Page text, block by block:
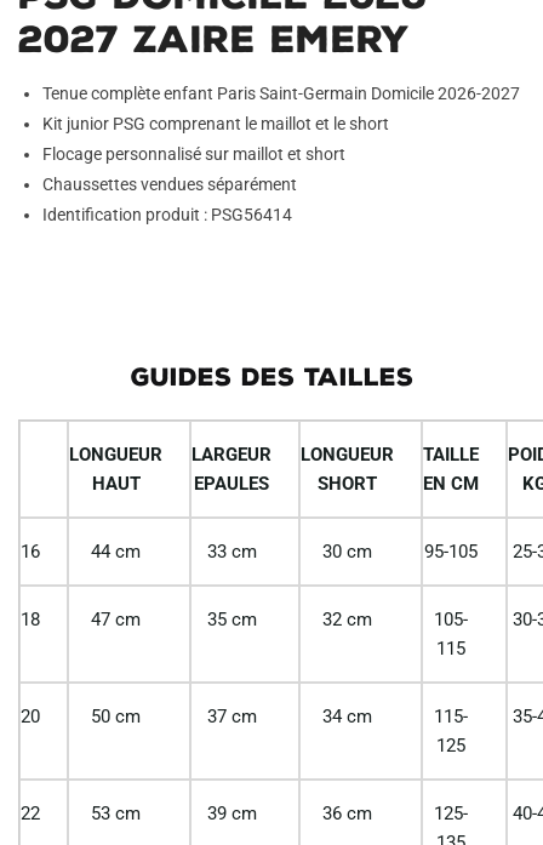
2027 Zaire Emery
Tenue complète enfant Paris Saint-Germain Domicile 2026-2027
Kit junior PSG comprenant le maillot et le short
Flocage personnalisé sur maillot et short
Chaussettes vendues séparément
Identification produit : PSG56414
GUIDES DES TAILLES
LONGUEUR
HAUT
LARGEUR
EPAULES
LONGUEUR
SHORT
TAILLE
EN CM
16 44 cm 33 cm 30 cm 95-105 25-
18 47 cm 35 cm 32 cm
105-
115
30-
20 50 cm 37 cm 34 cm
115-
125
35-
22 53 cm 39 cm 36 cm
125-
40-